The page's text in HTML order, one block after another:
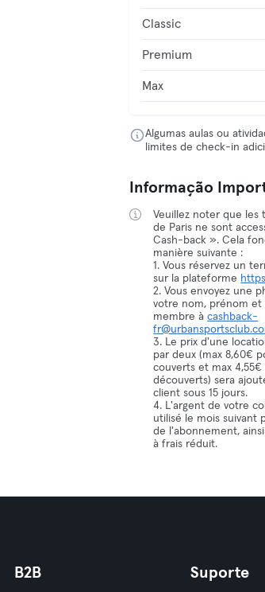
Classic
Premium
Max
Algumas aulas ou
limites de check-in
Informação
Veuillez noter que les
de Paris ne sont
Cash-back ». Cela
manière suivante :
1. Vous réservez un
sur la plateforme
2. Vous envoyez une
votre nom, prénom et
membre àcashback-
3. Le prix d'une
par deux (max 8,60€
couverts et max
découverts) sera
client sous 15 jours.
4. L'argent de votre
utilisé le mois suivant
de l'abonnement,
à frais réduit.
B2B Suporte